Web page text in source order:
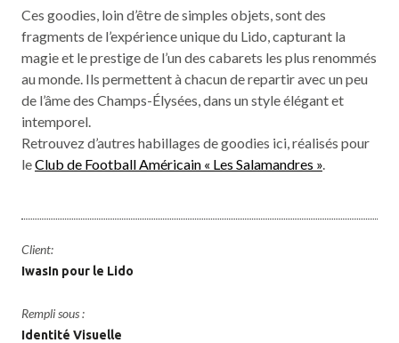
Ces goodies, loin d’être de simples objets, sont des
fragments de l’expérience unique du Lido, capturant la
magie et le prestige de l’un des cabarets les plus renommés
au monde. Ils permettent à chacun de repartir avec un peu
de l’âme des Champs-Élysées, dans un style élégant et
intemporel.
Retrouvez d’autres habillages de goodies ici, réalisés pour
leClub de Football Américain « Les Salamandres ».
Client:
IwasIn pour le Lido
Rempli sous :
Identité Visuelle